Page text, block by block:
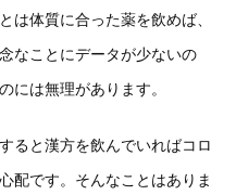
は体質に合った薬を飲めば、
なことにデータが少ないの
には無理があります。
ると漢方を飲んでいればコロ
配です。そんなことはありま